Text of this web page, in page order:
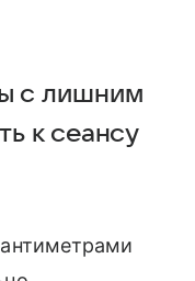
с лишним
к сеансу